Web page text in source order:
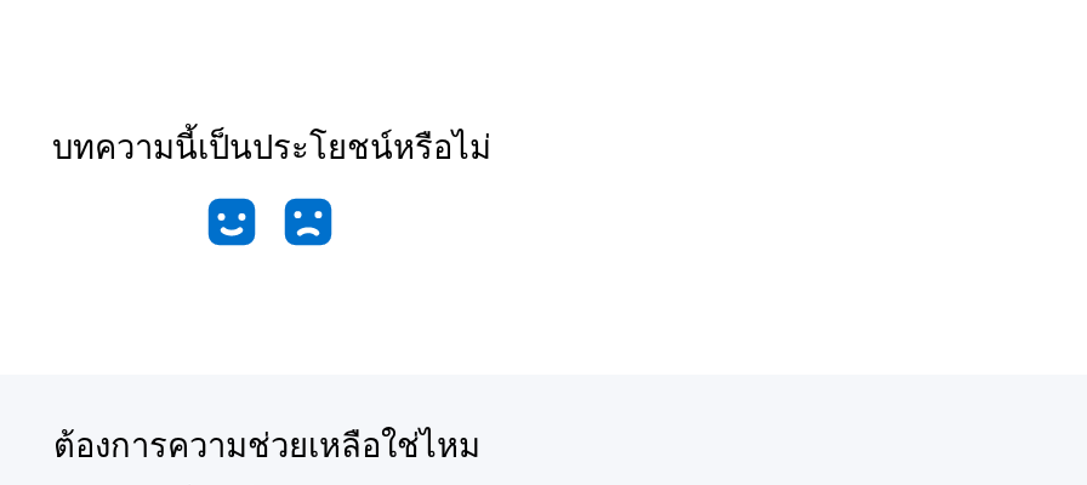
บทความนี้เป็นประโยชน์หรือไม่
ต้องการความช่วยเหลือใช่ไหม